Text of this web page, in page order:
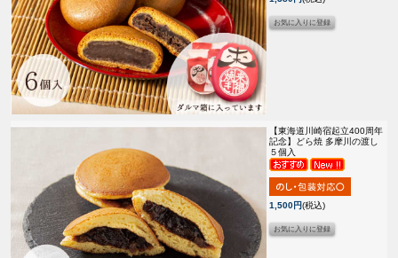
【東海道川崎宿起立400周年
記念】 どら焼 多摩川の渡し
５個入
1,500円(税込)